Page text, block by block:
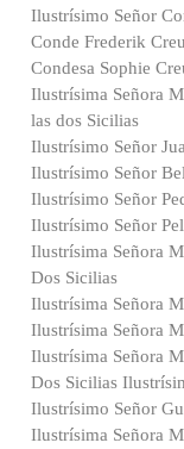
Ilustrísimo Señor
Conde Frederik
Condesa Sophie
Ilustrísima Señora
las dos Sicilias
Ilustrísimo Señor
Ilustrísimo Señor
Ilustrísimo Señor
Ilustrísimo Señor
Ilustrísima Señora
Dos Sicilias
Ilustrísima Señora
Ilustrísima Señora
Ilustrísima Señora
Dos Sicilias
Ilustrísimo Señor
Ilustrísima Señora